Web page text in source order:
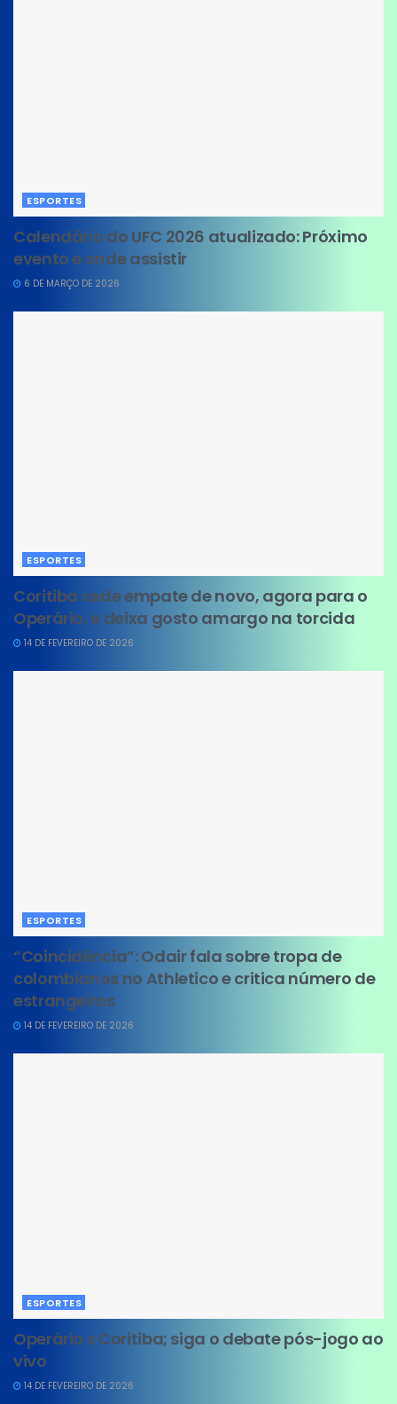
ESPORTES
Calendário do UFC 2026 atualizado: Próximo
evento e onde assistir
6 DE MARÇO DE 2026
ESPORTES
Coritiba cede empate de novo, agora para o
Operário, e deixa gosto amargo na torcida
14 DE FEVEREIRO DE 2026
ESPORTES
“Coincidência”: Odair fala sobre tropa de
colombianos no Athletico e critica número de
estrangeiros
14 DE FEVEREIRO DE 2026
ESPORTES
Operário x Coritiba; siga o debate pós-jogo ao
vivo
14 DE FEVEREIRO DE 2026